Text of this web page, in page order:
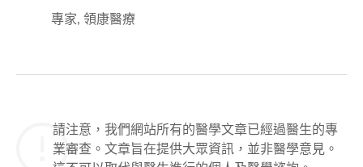
專家, 領康醫療
請注意，我們網站所有的醫學文章已經過醫生的專
業審查。文章旨在提供大眾資訊，並非醫學意見。